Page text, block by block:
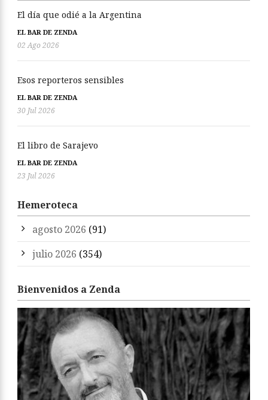
El día que odié a la Argentina
EL BAR DE ZENDA
02 Ago 2026
Esos reporteros sensibles
EL BAR DE ZENDA
30 Jul 2026
El libro de Sarajevo
EL BAR DE ZENDA
23 Jul 2026
Hemeroteca
agosto 2026 (91)
julio 2026 (354)
Bienvenidos a Zenda